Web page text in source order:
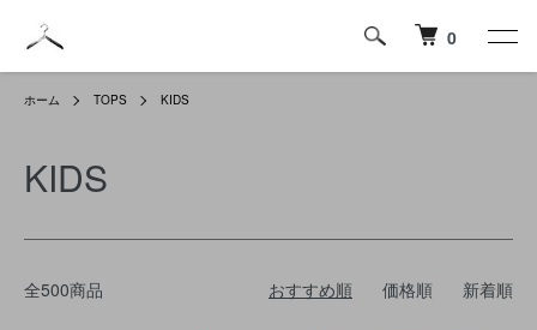
0
ホーム TOPS KIDS
KIDS
全500商品 おすすめ順 価格順 新着順